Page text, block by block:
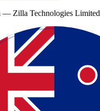
— Zilla Technologies Limited